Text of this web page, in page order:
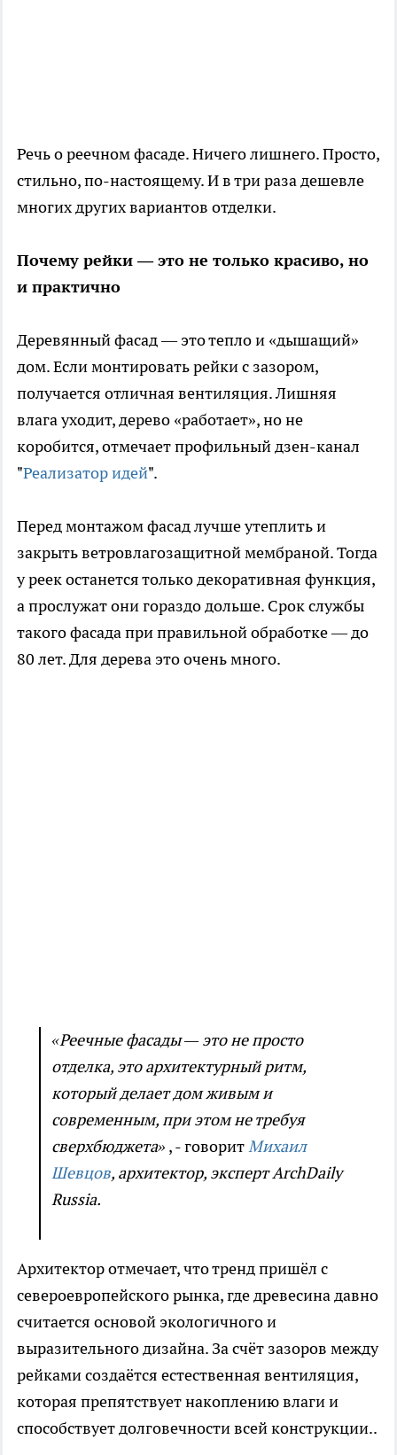
Речь о реечном фасаде. Ничего лишнего. Просто,
стильно, по-настоящему. И в три раза дешевле
многих других вариантов отделки.
Почему рейки — это не только красиво, но
и практично
Деревянный фасад — это тепло и «дышащий»
дом. Если монтировать рейки с зазором,
получается отличная вентиляция. Лишняя
влага уходит, дерево «работает», но не
коробится, отмечает профильный дзен-канал
"Реализатор идей".
Перед монтажом фасад лучше утеплить и
закрыть ветровлагозащитной мембраной. Тогда
у реек останется только декоративная функция,
а прослужат они гораздо дольше. Срок службы
такого фасада при правильной обработке — до
80 лет. Для дерева это очень много.
«Реечные фасады — это не просто
отделка, это архитектурный ритм,
который делает дом живым и
современным, при этом не требуя
сверхбюджета» , - говоритМихаил
Шевцов, архитектор, эксперт ArchDaily
Russia.
Архитектор отмечает, что тренд пришёл с
североевропейского рынка, где древесина давно
считается основой экологичного и
выразительного дизайна. За счёт зазоров между
рейками создаётся естественная вентиляция,
которая препятствует накоплению влаги и
способствует долговечности всей конструкции..